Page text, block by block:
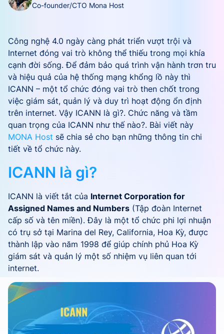
Co-founder/CTO Mona Host
Công nghệ 4.0 ngày càng phát triển vượt trội và
Internet đóng vai trò không thể thiếu trong mọi khía
cạnh đời sống. Để đảm bảo quá trình vận hành trơn tru
và hiệu quả của hệ thống mạng khổng lồ này thì
ICANN – một tổ chức đóng vai trò then chốt trong
việc giám sát, quản lý và duy trì hoạt động ổn định
trên internet. Vậy ICANN là gì?. Chức năng và tầm
quan trọng của ICANN như thế nào?. Bài viết này
MONA Host sẽ chia sẻ cho bạn những thông tin chi
tiết về tổ chức này.
ICANN là gì?
ICANN là viết tắt của Internet Corporation for
Assigned Names and Numbers (Tập đoàn Internet
cấp số và tên miền). Đây là một tổ chức phi lợi nhuận
có trụ sở tại Marina del Rey, California, Hoa Kỳ, được
thành lập vào năm 1998 để giúp chính phủ Hoa Kỳ
giám sát và quản lý một số nhiệm vụ liên quan tới
internet.